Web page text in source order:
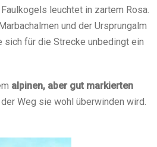
leuchtet in zartem Rosa.
und der Ursprungalm
für die Strecke unbedingt ein
alpinen, aber gut markierten
Weg sie wohl überwinden wird.